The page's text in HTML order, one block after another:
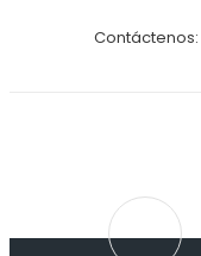
Contáctenos: